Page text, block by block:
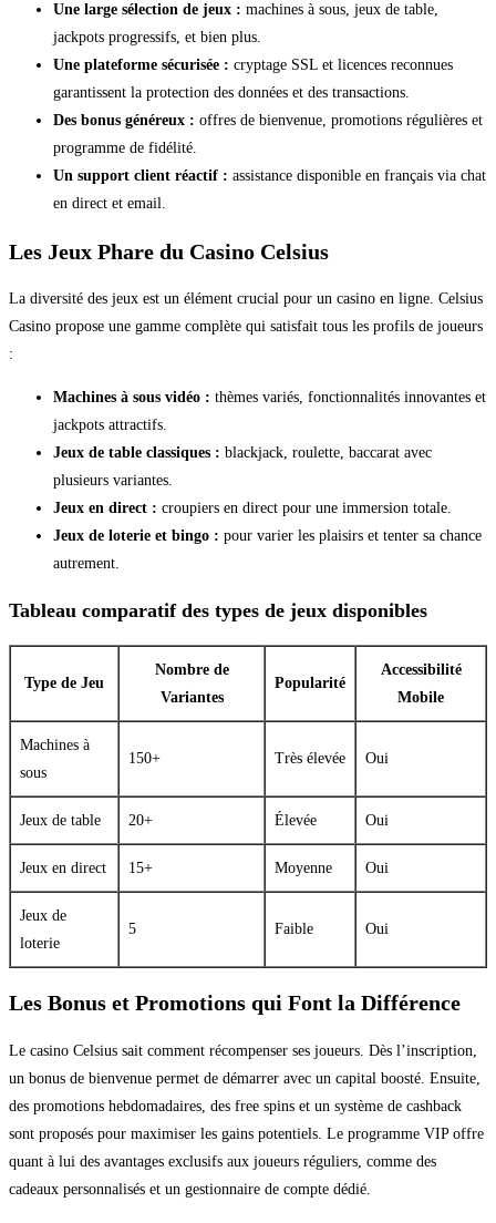
Une large sélection de jeux : machines à sous, jeux de table,
jackpots progressifs, et bien plus.
Une plateforme sécurisée : cryptage SSL et licences reconnues
garantissent la protection des données et des transactions.
Des bonus généreux : offres de bienvenue, promotions régulières et
programme de fidélité.
Un support client réactif : assistance disponible en français via chat
en direct et email.
Les Jeux Phare du Casino Celsius
La diversité des jeux est un élément crucial pour un casino en ligne. Celsius
Casino propose une gamme complète qui satisfait tous les profils de joueurs
:
Machines à sous vidéo : thèmes variés, fonctionnalités innovantes et
jackpots attractifs.
Jeux de table classiques : blackjack, roulette, baccarat avec
plusieurs variantes.
Jeux en direct : croupiers en direct pour une immersion totale.
Jeux de loterie et bingo : pour varier les plaisirs et tenter sa chance
autrement.
Tableau comparatif des types de jeux disponibles
Type de Jeu
Nombre de
Variantes
Popularité
Accessibilité
Mobile
Machines à
sous
150+ Très élevée Oui
Jeux de table 20+ Élevée Oui
Jeux en direct 15+ Moyenne Oui
Jeux de
loterie
5 Faible Oui
Les Bonus et Promotions qui Font la Différence
Le casino Celsius sait comment récompenser ses joueurs. Dès l’inscription,
un bonus de bienvenue permet de démarrer avec un capital boosté. Ensuite,
des promotions hebdomadaires, des free spins et un système de cashback
sont proposés pour maximiser les gains potentiels. Le programme VIP offre
quant à lui des avantages exclusifs aux joueurs réguliers, comme des
cadeaux personnalisés et un gestionnaire de compte dédié.